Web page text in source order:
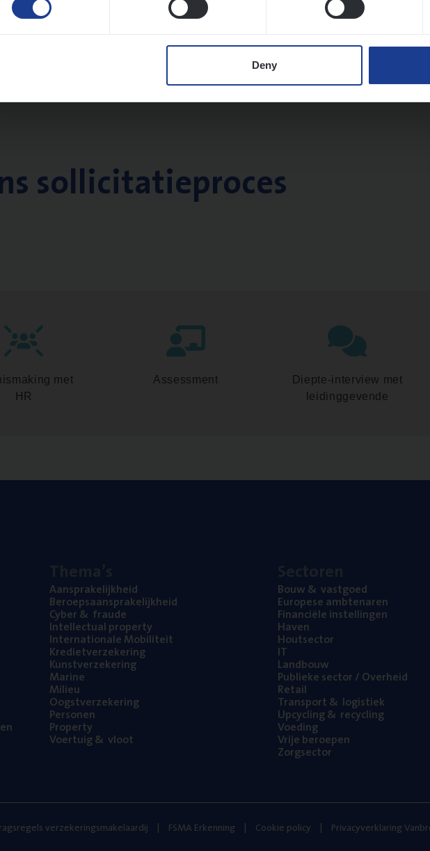
Deny
sollicitatieproces
met
HR
Assessment
Diepte-interview met
leidinggevende
Aan­spra­ke­lijk­heid
Beroeps­aan­spra­ke­lijk­heid
Cyber& fraude
Intel­lec­tu­al property
Inter­na­ti­o­na­le Mobiliteit
Kre­diet­ver­ze­ke­ring
Kunst­ver­ze­ke­ring
Mari­ne
Mili­eu
Oogst­ver­ze­ke­ring
Per­so­nen
Pro­per­ty
Voer­tuig& vloot
Bouw& vastgoed
Euro­pe­se ambtenaren
Finan­ci­ë­le instellingen
Haven
Hout­sec­tor
IT
Land­bouw
Publie­ke sec­tor / Overheid
Retail
Trans­port& logistiek
Upcy­cling& recycling
Voe­ding
Vrije beroe­pen
Zorg­sec­tor
verzekeringsmakelaardij FSMA Erkenning Cookie policy Privacyverklaring